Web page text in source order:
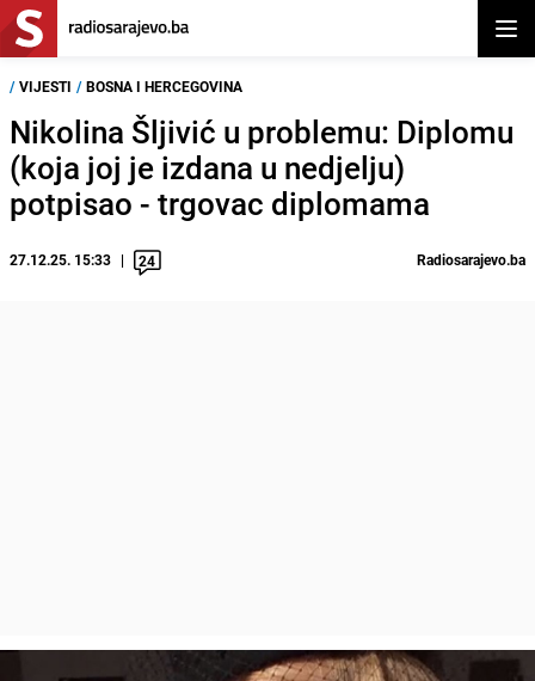
/ VIJESTI / BOSNA I HERCEGOVINA
Nikolina Šljivić u problemu: Diplomu
(koja joj je izdana u nedjelju)
potpisao - trgovac diplomama
27.12.25. 15:33 24 Radiosarajevo.ba